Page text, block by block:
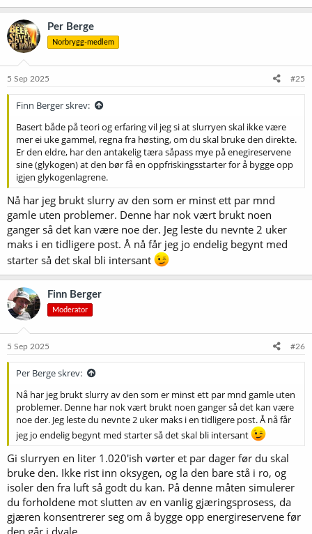
Per Berge
Norbrygg-medlem
5 Sep 2025 #25
Finn Berger skrev:
Basert både på teori og erfaring vil jeg si at slurryen skal ikke være
mer ei uke gammel, regna fra høsting, om du skal bruke den direkte.
Er den eldre, har den antakelig tæra såpass mye på enegireservene
sine (glykogen) at den bør få en oppfriskingsstarter for å bygge opp
igjen glykogenlagrene.
Nå har jeg brukt slurry av den som er minst ett par mnd
gamle uten problemer. Denne har nok vært brukt noen
ganger så det kan være noe der. Jeg leste du nevnte 2 uker
maks i en tidligere post. Å nå får jeg jo endelig begynt med
starter så det skal bli intersant
Finn Berger
Moderator
5 Sep 2025 #26
Per Berge skrev:
Nå har jeg brukt slurry av den som er minst ett par mnd gamle uten
problemer. Denne har nok vært brukt noen ganger så det kan være
noe der. Jeg leste du nevnte 2 uker maks i en tidligere post. Å nå får
jeg jo endelig begynt med starter så det skal bli intersant
Gi slurryen en liter 1.020'ish vørter et par dager før du skal
bruke den. Ikke rist inn oksygen, og la den bare stå i ro, og
isoler den fra luft så godt du kan. På denne måten simulerer
du forholdene mot slutten av en vanlig gjæringsprosess, da
gjæren konsentrerer seg om å bygge opp energireservene før
den går i dvale.